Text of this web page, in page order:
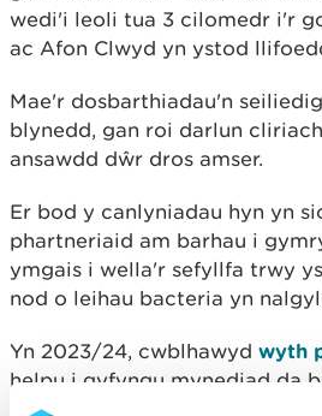
wedi'i leoli tua 3 cilomedr i'r
ac Afon Clwyd yn ystod
Mae'r dosbarthiadau'n
blynedd, gan roi darlun
ansawdd dŵr dros amser.
Er bod y canlyniadau hyn yn
phartneriaid am barhau i
ymgais i wella'r sefyllfa trwy
nod o leihau bacteria yn
Yn 2023/24, cwblhawyd wyth
helpu i gyfyngu mynediad da
fod yn ffynhonnell o lygredd.